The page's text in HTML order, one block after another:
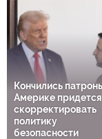
Кончились
Америке придется
скорректировать
политику
безопасности